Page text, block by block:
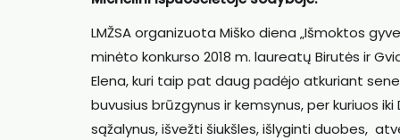
LMŽSA organizuota Miško diena „Išmoktos
minėto konkurso 2018 m. laureatų Birutės ir
Elena, kuri taip pat daug padėjo atkuriant
buvusius brūzgynus ir kemsynus, per kuriuos
sąžalynus, išvežti šiukšles, išlyginti duobes,